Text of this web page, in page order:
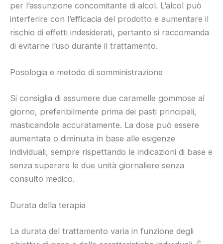
per l’assunzione concomitante di alcol. L’alcol può
interferire con l’efficacia del prodotto e aumentare il
rischio di effetti indesiderati, pertanto si raccomanda
di evitarne l’uso durante il trattamento.
Posologia e metodo di somministrazione
Si consiglia di assumere due caramelle gommose al
giorno, preferibilmente prima dei pasti principali,
masticandole accuratamente. La dose può essere
aumentata o diminuita in base alle esigenze
individuali, sempre rispettando le indicazioni di base e
senza superare le due unità giornaliere senza
consulto medico.
Durata della terapia
La durata del trattamento varia in funzione degli